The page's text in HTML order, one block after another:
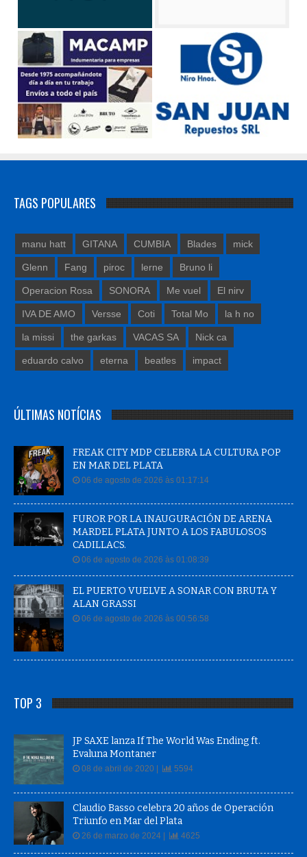
TAGS POPULARES
manu hatt GITANA CUMBIA Blades mick
Glenn Fang piroc lerne Bruno li
Operacion Rosa SONORA Me vuel El nirv
IVA DE AMO Versse Coti Total Mo la h no
la missi the garkas VACAS SA Nick ca
eduardo calvo eterna beatles impact
ÚLTIMAS NOTÍCIAS
FREAK CITY MDP CELEBRA LA CULTURA POP
EN MAR DEL PLATA
06 de agosto de 2026 às 01:17:14
FUROR POR LA INAUGURACIÓN DE ARENA
MARDEL PLATA JUNTO A LOS FABULOSOS
CADILLACS.
06 de agosto de 2026 às 01:08:39
EL PUERTO VUELVE A SONAR CON BRUTA Y
ALAN GRASSI
06 de agosto de 2026 às 00:56:58
TOP 3
JP SAXE lanza If The World Was Ending ft.
Evaluna Montaner
08 de abril de 2020 | 5594
Claudio Basso celebra 20 años de Operación
Triunfo en Mar del Plata
26 de marzo de 2024 | 4625